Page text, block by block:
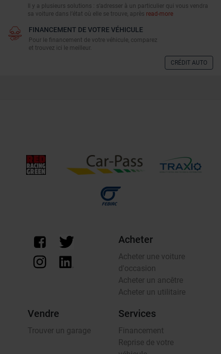
Il y a plusieurs solutions : s’adresser à un particulier qui vous vendra
sa voiture dans l’état où elle se trouve, après read-more
FINANCEMENT DE VOTRE VÉHICULE
Pour le financement de votre véhicule, comparez
et trouvez ici le meilleur.
CRÉDIT AUTO
Acheter
Acheter une voiture
d'occasion
Acheter un ancêtre
Acheter un utilitaire
Vendre
Trouver un garage
Services
Financement
Reprise de votre